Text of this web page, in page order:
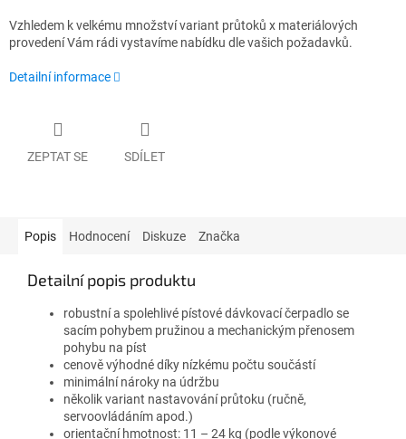
Vzhledem k velkému množství variant průtoků x materiálových
provedení Vám rádi vystavíme nabídku dle vašich požadavků.
Detailní informace
ZEPTAT SE SDÍLET
Popis Hodnocení Diskuze Značka
Detailní popis produktu
robustní a spolehlivé pístové dávkovací čerpadlo se
sacím pohybem pružinou a mechanickým přenosem
pohybu na píst
cenově výhodné díky nízkému počtu součástí
minimální nároky na údržbu
několik variant nastavování průtoku (ručně,
servoovládáním apod.)
orientační hmotnost: 11 – 24 kg (podle výkonové